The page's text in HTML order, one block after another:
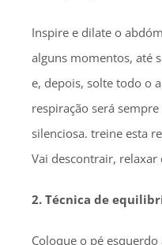
Inspire e dilate o
alguns momentos, até
e, depois, solte todo o
respiração será
silenciosa. treine esta
Vai descontrair, relaxar
2. Técnica de
Coloque o pé